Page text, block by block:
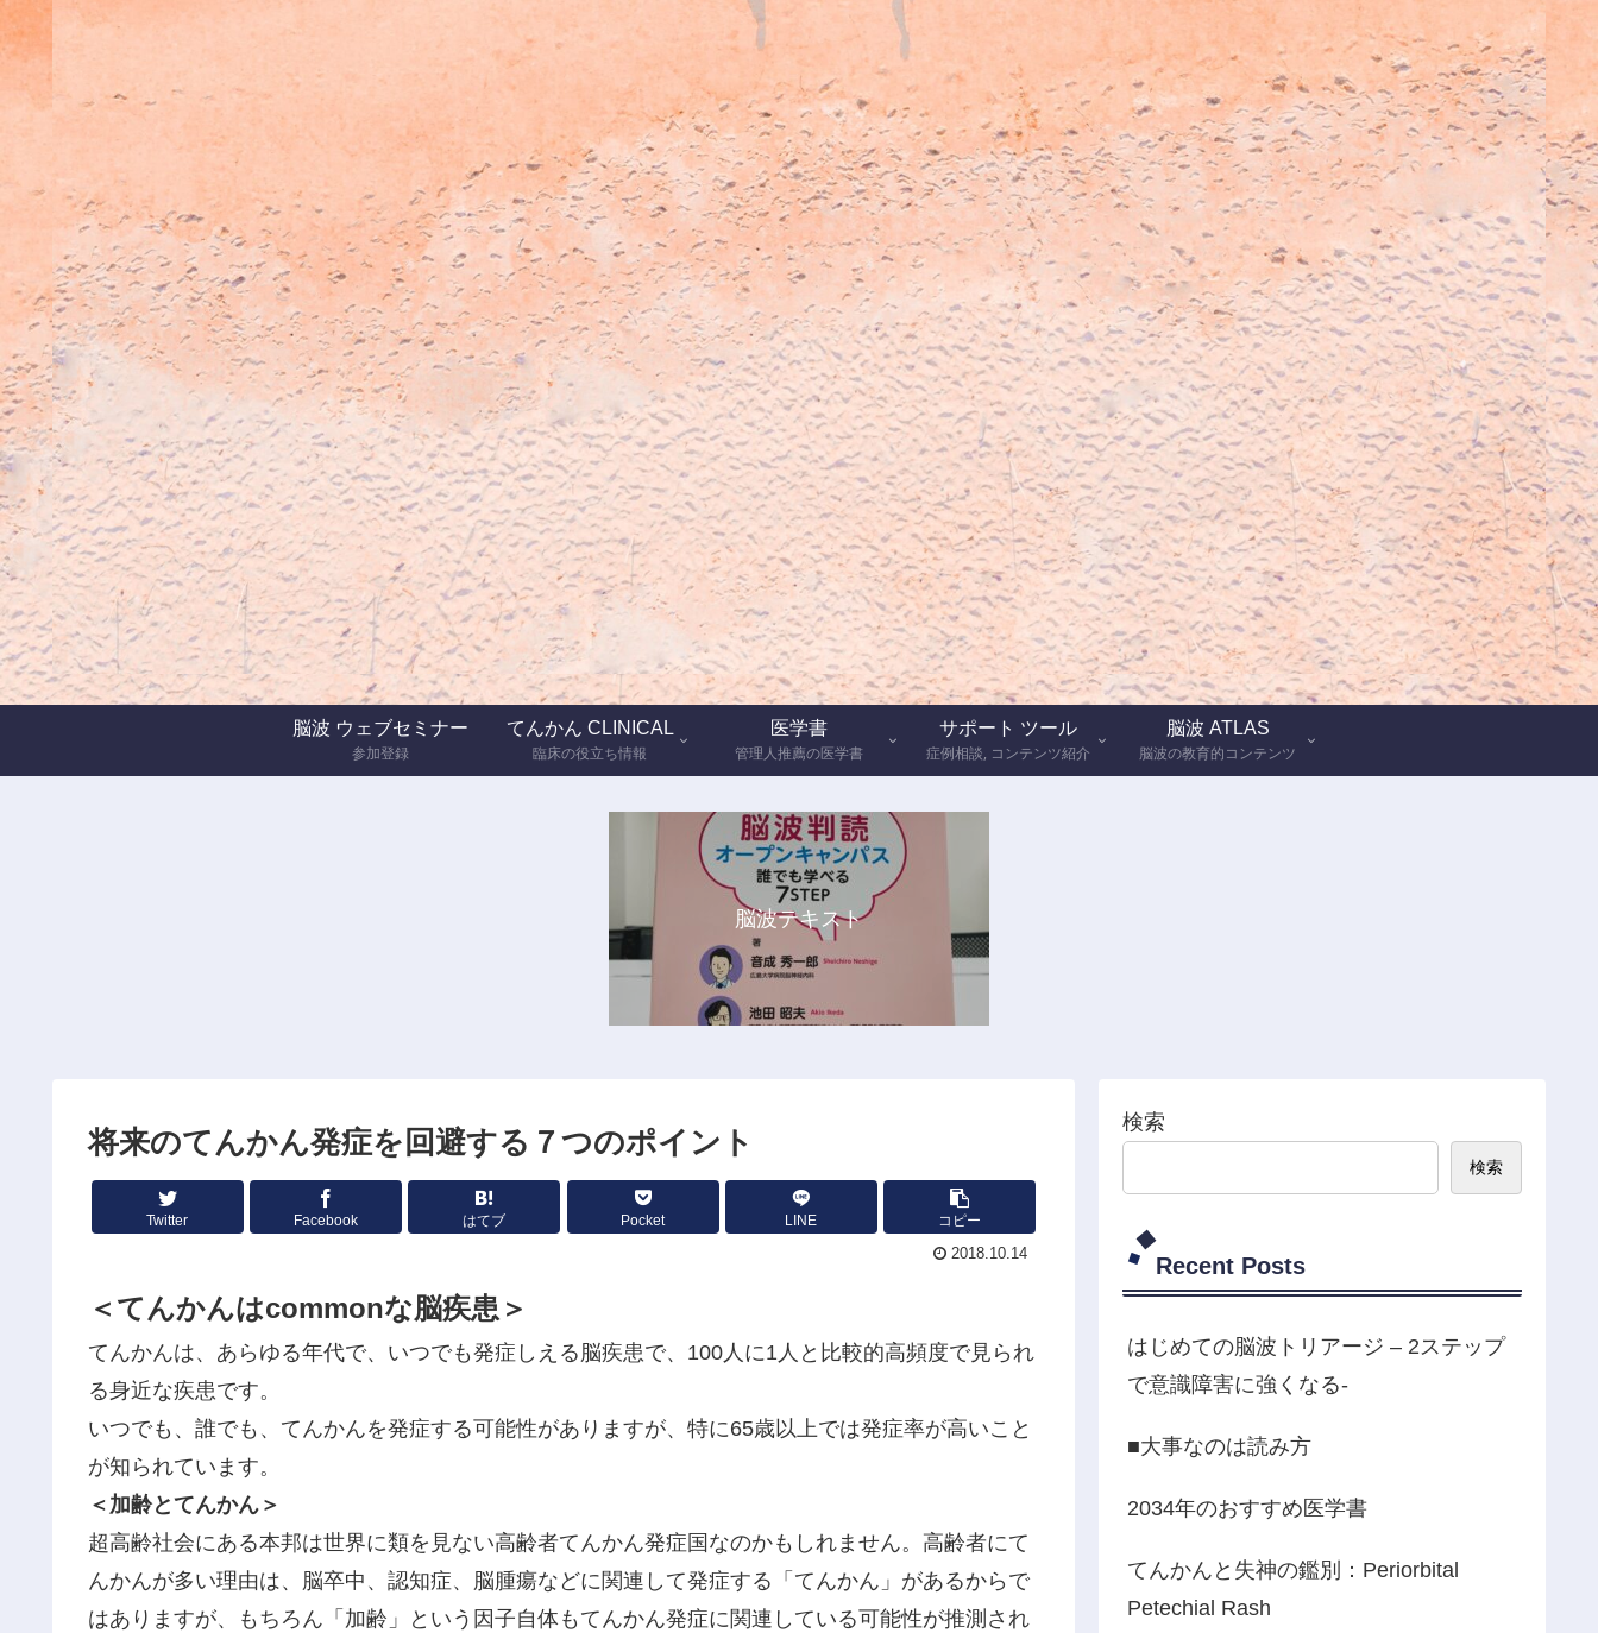
脳波 ウェブセミナー
参加登録
てんかん CLINICAL
臨床の役立ち情報
医学書
管理人推薦の医学書
サポート ツール
症例相談, コンテンツ紹介
脳波 ATLAS
脳波の教育的コンテンツ
脳波テキスト
将来のてんかん発症を回避する７つのポイント
Twitter Facebook はてブ Pocket LINE コピー
2018.10.14
＜てんかんはcommonな脳疾患＞
てんかんは、あらゆる年代で、いつでも発症しえる脳疾患で、100人に1人と比較的高頻度で見られ
る身近な疾患です。
いつでも、誰でも、てんかんを発症する可能性がありますが、特に65歳以上では発症率が高いこと
が知られています。
＜加齢とてんかん＞
超高齢社会にある本邦は世界に類を見ない高齢者てんかん発症国なのかもしれません。高齢者にて
んかんが多い理由は、脳卒中、認知症、脳腫瘍などに関連して発症する「てんかん」があるからで
はありますが、もちろん「加齢」という因子自体もてんかん発症に関連している可能性が推測され
検索
検索
Recent Posts
はじめての脳波トリアージ – 2ステップ
で意識障害に強くなる-
■大事なのは読み方
2034年のおすすめ医学書
てんかんと失神の鑑別：Periorbital
Petechial Rash